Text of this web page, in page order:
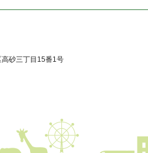
砂三丁目15番1号